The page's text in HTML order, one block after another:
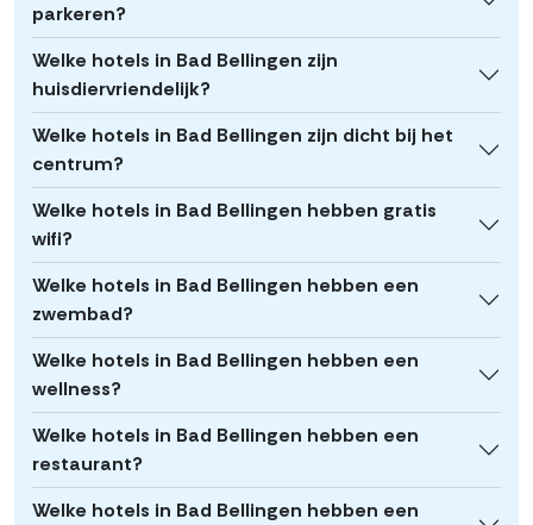
parkeren?
Welke hotels in Bad Bellingen zijn
huisdiervriendelijk?
Welke hotels in Bad Bellingen zijn dicht bij het
centrum?
Welke hotels in Bad Bellingen hebben gratis
wifi?
Welke hotels in Bad Bellingen hebben een
zwembad?
Welke hotels in Bad Bellingen hebben een
wellness?
Welke hotels in Bad Bellingen hebben een
restaurant?
Welke hotels in Bad Bellingen hebben een